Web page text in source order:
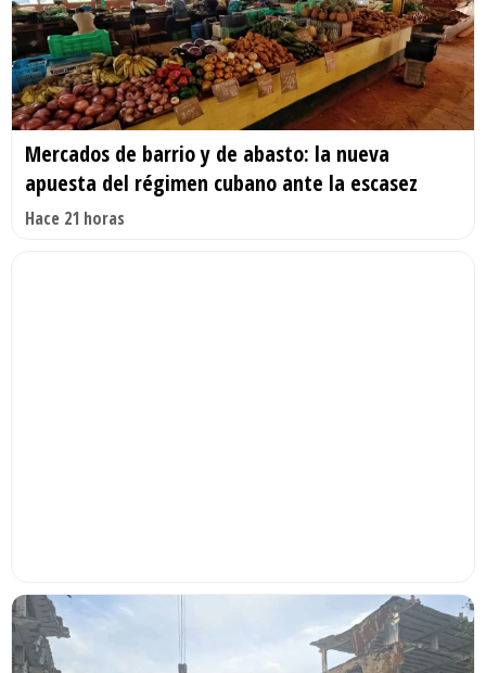
Mercados de barrio y de abasto: la nueva
apuesta del régimen cubano ante la escasez
Hace 21 horas